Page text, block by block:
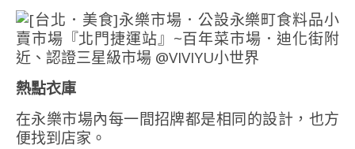
熱點衣庫
在永樂市場內每一間招牌都是相同的設計，也方
便找到店家。